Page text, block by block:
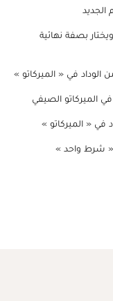
بصفة نهائية
الوداد في « الميركاتو »
الميركاتو الصيفي
في « الميركاتو »
« شرط واحد »